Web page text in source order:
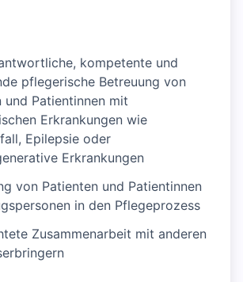
kompetente und
pflegerische Betreuung von
und Patientinnen mit
Erkrankungen wie
Epilepsie oder
Erkrankungen
von Patienten und Patientinnen
in den Pflegeprozess
Zusammenarbeit mit anderen